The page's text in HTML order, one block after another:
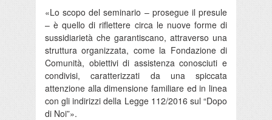
«Lo scopo del seminario – prosegue il presule
– è quello di riflettere circa le nuove forme di
sussidiarietà che garantiscano, attraverso una
struttura organizzata, come la Fondazione di
Comunità, obiettivi di assistenza conosciuti e
condivisi, caratterizzati da una spiccata
attenzione alla dimensione familiare ed in linea
con gli indirizzi della Legge 112/2016 sul “Dopo
di Noi”».